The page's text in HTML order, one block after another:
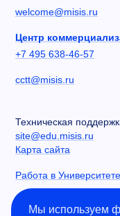
welcome@misis.ru
Центр
+7 495 638-46-57
cctt@misis.ru
Техническая
site@edu.misis.ru
Карта сайта
Работа в
Сведения об
Мы используем